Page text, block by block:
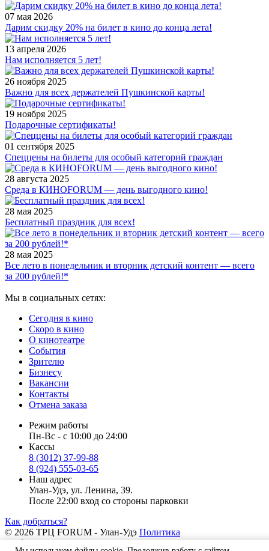
07 мая 2026
Дарим скидку 20% на билет в кино до конца лета!
13 апреля 2026
Нам исполняется 5 лет!
26 ноября 2025
Важно для всех держателей Пушкинской карты!
19 ноября 2025
Подарочные сертификаты!
01 сентября 2025
Спеццены на билеты для особый категорий граждан
28 августа 2025
Среда в КИНОFORUM — день выгодного кино!
28 мая 2025
Бесплатный праздник для всех!
28 мая 2025
Все лето в понедельник и вторник детский контент — всего
за 200 рублей!*
Мы в социальных сетях:
Сегодня в кино
Скоро в кино
О кинотеатре
События
Зрителю
Бизнесу
Вакансии
Контакты
Отмена заказа
Режим работы
Пн-Вс - с 10:00 до 24:00
Кассы
8 (3012) 37-99-88
8 (924) 555-03-65
Наш адрес
Улан-Удэ, ул. Ленина, 39.
После 22:00 вход со стороны парковки
Как добраться?
© 2026 ТРЦ FORUM - Улан-Удэ Политика
конфиденциальности